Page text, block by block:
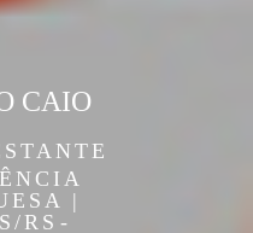
|
RS
CAIO